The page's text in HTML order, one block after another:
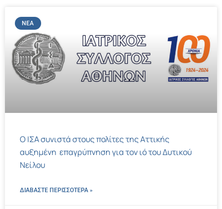
ΝΈΑ
Ο ΙΣΑ συνιστά στους πολίτες της Αττικής
αυξημένη επαγρύπνηση για τον ιό του Δυτικού
Νείλου
ΔΙΑΒΑΣΤΕ ΠΕΡΙΣΣΌΤΕΡΑ »